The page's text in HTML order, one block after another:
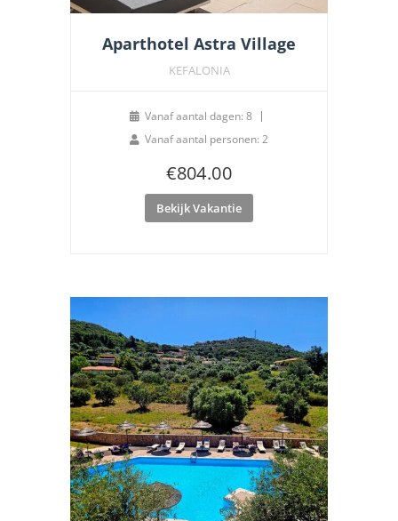
Aparthotel Astra Village
KEFALONIA
Vanaf aantal dagen: 8
Vanaf aantal personen: 2
€804.00
Bekijk Vakantie